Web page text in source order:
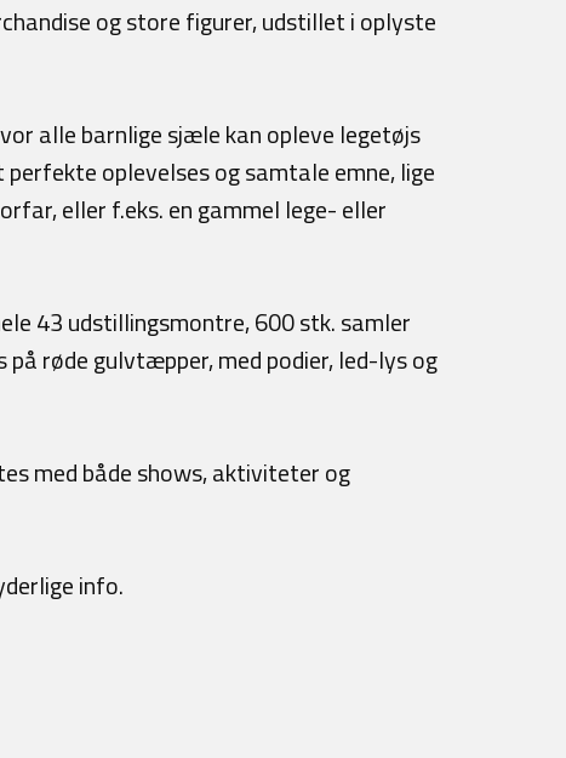
og store figurer, udstillet i oplyste
alle barnlige sjæle kan opleve legetøjs
oplevelses og samtale emne, lige
eller f.eks. en gammel lege- eller
43 udstillingsmontre, 600 stk. samler
røde gulvtæpper, med podier, led-lys og
med både shows, aktiviteter og
info.